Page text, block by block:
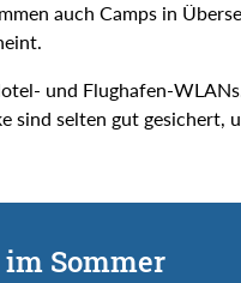
auch Camps in
und Flughafen-
sind selten gut gesichert,
Sommer